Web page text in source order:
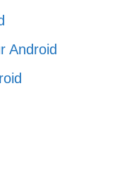
Android